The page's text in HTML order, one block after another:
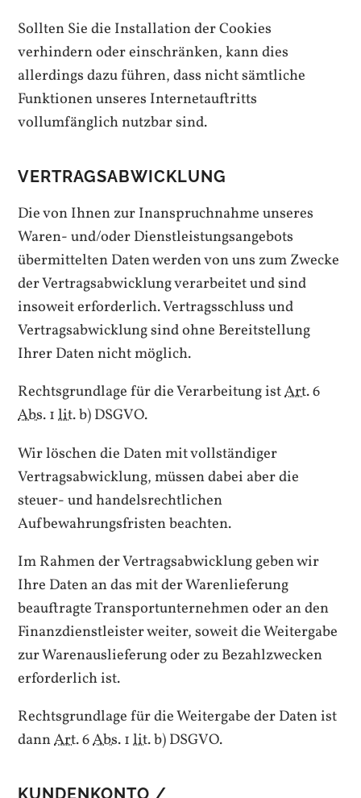
Sollten Sie die Installation derCookies
verhindern oder einschränken, kann dies
allerdings dazu führen, dass nicht sämtliche
Funktionen unseres Internetauftritts
vollumfänglich nutzbar sind.
VERTRAGSABWICKLUNG
Die von Ihnen zur Inanspruchnahme unseres
Waren- und/oder Dienstleistungsangebots
übermittelten Daten werden von uns zum Zwecke
der Vertragsabwicklung verarbeitet und sind
insoweit erforderlich. Vertragsschluss und
Vertragsabwicklung sind ohne Bereitstellung
Ihrer Daten nicht möglich.
Rechtsgrundlage für die Verarbeitung istArt.6
Abs.1lit.b) DSGVO.
Wir löschen die Daten mit vollständiger
Vertragsabwicklung, müssen dabei aber die
steuer- und handelsrechtlichen
Aufbewahrungsfristen beachten.
Im Rahmen der Vertragsabwicklung geben wir
Ihre Daten an das mit der Warenlieferung
beauftragte Transportunternehmen oder an den
Finanzdienstleister weiter, soweit die Weitergabe
zur Warenauslieferung oder zu Bezahlzwecken
erforderlich ist.
Rechtsgrundlage für die Weitergabe der Daten ist
dannArt.6Abs.1lit.b) DSGVO.